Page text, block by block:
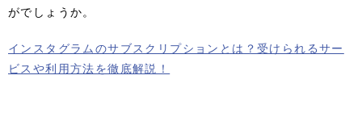
がでしょうか。
インスタグラムのサブスクリプションとは？受けられるサー
ビスや利用方法を徹底解説！